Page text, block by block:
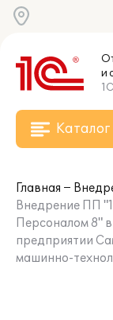
и
Каталог
Главная
Внедрение ПП
Персоналом 8"
предприятии
машинно-